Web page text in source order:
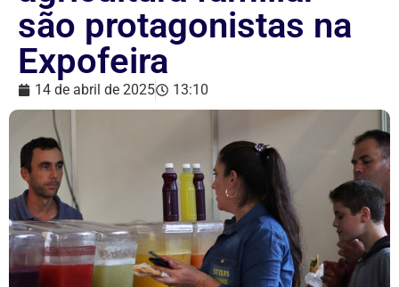
são protagonistas na
Expofeira
14 de abril de 2025 13:10